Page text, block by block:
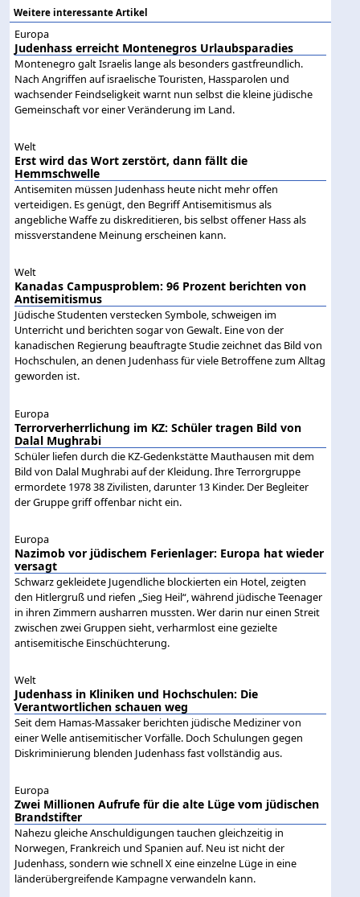
Weitere interessante Artikel
Europa
Judenhass erreicht Montenegros Urlaubsparadies
Montenegro galt Israelis lange als besonders gastfreundlich.
Nach Angriffen auf israelische Touristen, Hassparolen und
wachsender Feindseligkeit warnt nun selbst die kleine jüdische
Gemeinschaft vor einer Veränderung im Land.
Welt
Erst wird das Wort zerstört, dann fällt die
Hemmschwelle
Antisemiten müssen Judenhass heute nicht mehr offen
verteidigen. Es genügt, den Begriff Antisemitismus als
angebliche Waffe zu diskreditieren, bis selbst offener Hass als
missverstandene Meinung erscheinen kann.
Welt
Kanadas Campusproblem: 96 Prozent berichten von
Antisemitismus
Jüdische Studenten verstecken Symbole, schweigen im
Unterricht und berichten sogar von Gewalt. Eine von der
kanadischen Regierung beauftragte Studie zeichnet das Bild von
Hochschulen, an denen Judenhass für viele Betroffene zum Alltag
geworden ist.
Europa
Terrorverherrlichung im KZ: Schüler tragen Bild von
Dalal Mughrabi
Schüler liefen durch die KZ-Gedenkstätte Mauthausen mit dem
Bild von Dalal Mughrabi auf der Kleidung. Ihre Terrorgruppe
ermordete 1978 38 Zivilisten, darunter 13 Kinder. Der Begleiter
der Gruppe griff offenbar nicht ein.
Europa
Nazimob vor jüdischem Ferienlager: Europa hat wieder
versagt
Schwarz gekleidete Jugendliche blockierten ein Hotel, zeigten
den Hitlergruß und riefen „Sieg Heil“, während jüdische Teenager
in ihren Zimmern ausharren mussten. Wer darin nur einen Streit
zwischen zwei Gruppen sieht, verharmlost eine gezielte
antisemitische Einschüchterung.
Welt
Judenhass in Kliniken und Hochschulen: Die
Verantwortlichen schauen weg
Seit dem Hamas-Massaker berichten jüdische Mediziner von
einer Welle antisemitischer Vorfälle. Doch Schulungen gegen
Diskriminierung blenden Judenhass fast vollständig aus.
Europa
Zwei Millionen Aufrufe für die alte Lüge vom jüdischen
Brandstifter
Nahezu gleiche Anschuldigungen tauchen gleichzeitig in
Norwegen, Frankreich und Spanien auf. Neu ist nicht der
Judenhass, sondern wie schnell X eine einzelne Lüge in eine
länderübergreifende Kampagne verwandeln kann.